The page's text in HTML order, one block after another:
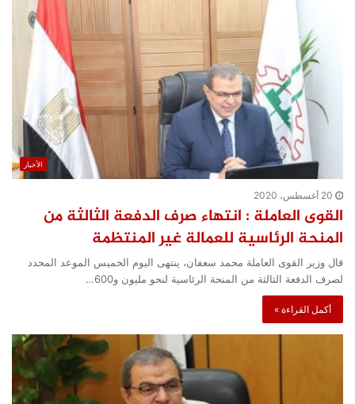
الأخبار
20 أغسطس، 2020
القوى العاملة : انتهاء صرف الدفعة الثالثة من
المنحة الرئاسية للعمالة غير المنتظمة
قال وزير القوى العاملة محمد سعفان، ينتهى اليوم الخميس الموعد المحدد
لصرف الدفعة الثالثة من المنحة الرئاسية لنحو مليون و600…
أكمل القراءة »